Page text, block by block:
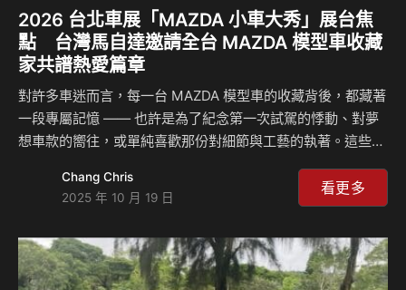
2026 台北車展「MAZDA 小車大秀」展台焦
點 台灣馬自達邀請全台 MAZDA 模型車收藏
家共譜熱愛篇章
對許多車迷而言，每一台 MAZDA 模型車的收藏背後，都藏著
一段專屬記憶 —— 也許是為了紀念第一次試駕的悸動、對夢
想車款的嚮往，或單純喜歡那份對細節與工藝的執著。這些珍
的熱情化為日常生活的一部分，陪伴每一位車迷延續對駕馭的
熱愛。 從象徵 MAZDA 創新精神、首度搭載轉子引擎的
控啟發無數車迷的 RX-7 與 RX-8 性能跑車，再到以象徵自由
與人馬一体駕馭樂趣聞名的 MAZDA Roadster —— 無論是經
Chang Chris
2025 年 10 月 19 日
看更多